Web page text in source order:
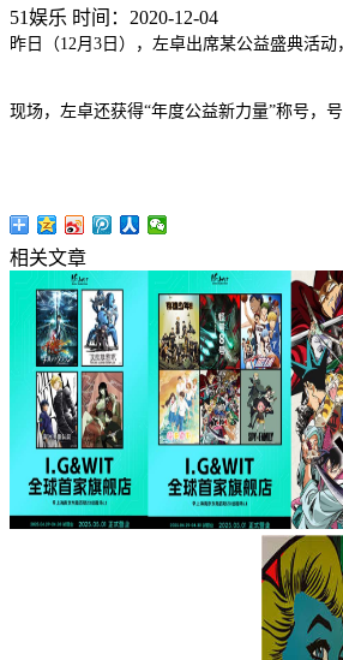
51娱乐 时间：2020-12-04
昨日（12月3日），左卓出席某公益盛典活
现场，左卓还获得“年度公益新力量”称号，
相关文章